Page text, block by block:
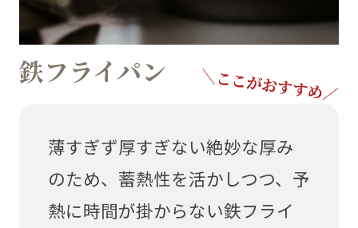
鉄フライパン
薄すぎず厚すぎない絶妙な厚み
のため、蓄熱性を活かしつつ、予
熱に時間が掛からない鉄フライ